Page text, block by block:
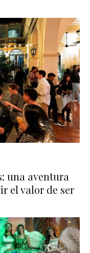
una aventura
el valor de ser